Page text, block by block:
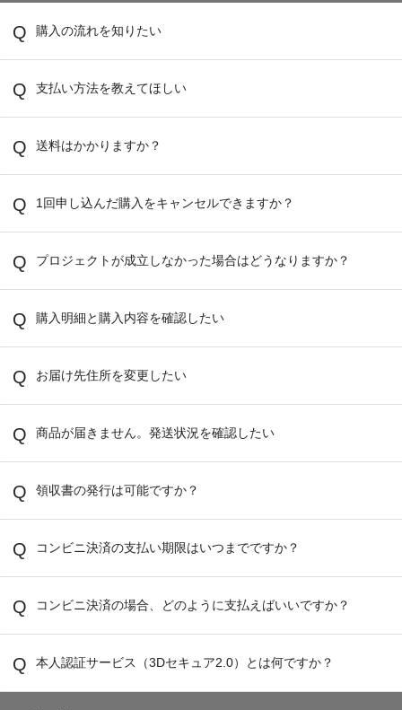
購入の流れを知りたい
支払い方法を教えてほしい
送料はかかりますか？
1回申し込んだ購入をキャンセルできますか？
プロジェクトが成立しなかった場合はどうなりますか？
購入明細と購入内容を確認したい
お届け先住所を変更したい
商品が届きません。発送状況を確認したい
領収書の発行は可能ですか？
コンビニ決済の支払い期限はいつまでですか？
コンビニ決済の場合、どのように支払えばいいですか？
本人認証サービス（3Dセキュア2.0）とは何ですか？